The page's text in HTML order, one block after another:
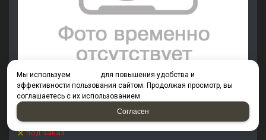
Шайба плоская М 33 ГОСТ 11371-78 DIN 125 ТД40
под заказ
Мы используем
для повышения удобства и
эффективности пользования сайтом. Продолжая просмотр, вы
соглашаетесь с их использованием.
Согласен